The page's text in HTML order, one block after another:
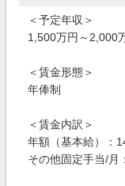
＜予定年収＞
1,500万円～2,000
＜賃金形態＞
年俸制
＜賃金内訳＞
年額（基本給）：
その他固定手当/月